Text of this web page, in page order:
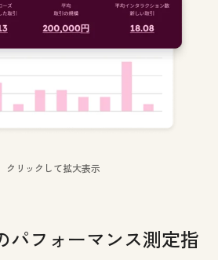
クリックして拡大表示
パフォーマンス測定指